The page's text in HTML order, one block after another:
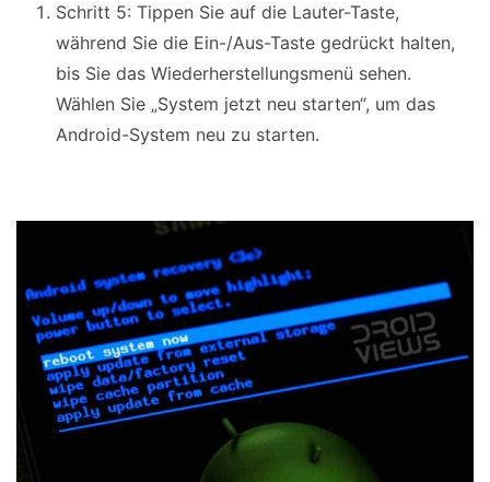
Schritt 5: Tippen Sie auf die Lauter-Taste,
während Sie die Ein-/Aus-Taste gedrückt halten,
bis Sie das Wiederherstellungsmenü sehen.
Wählen Sie „System jetzt neu starten“, um das
Android-System neu zu starten.